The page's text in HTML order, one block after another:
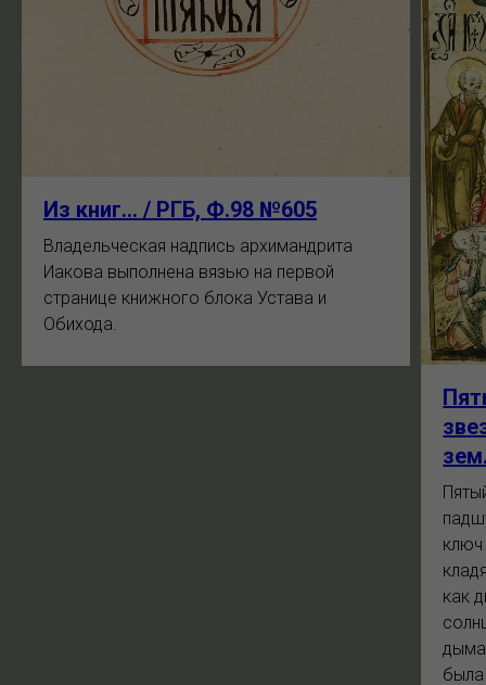
Из книг... / РГБ, Ф.98 №605
Владельческая надпись архимандрита
Иакова выполнена вязью на первой
странице книжного блока Устава и
Обихода.
ключ
как